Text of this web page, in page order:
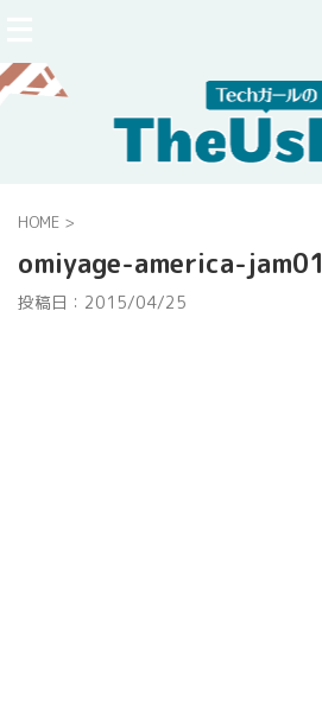
HOME >
omiyage-america-jam01
投稿日： 2015/04/25